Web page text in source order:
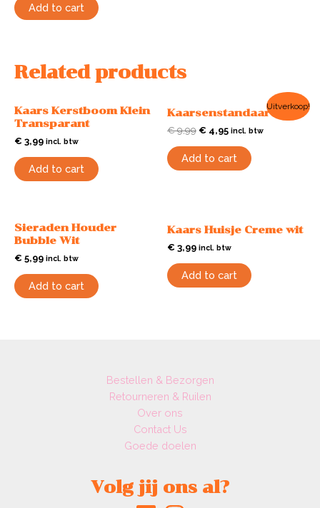
Add to cart
Related products
Kaars Kerstboom Klein
Transparant
€ 3,99 incl. btw
Add to cart
Uitverkoop!
Kaarsenstandaard Wit
€9,99 € 4,95 incl. btw
Add to cart
Sieraden Houder
Bubble Wit
€ 5,99 incl. btw
Add to cart
Kaars Huisje Creme wit
€ 3,99 incl. btw
Add to cart
Bestellen & Bezorgen
Retourneren & Ruilen
Over ons
Contact Us
Goede doelen
Volg jij ons al?